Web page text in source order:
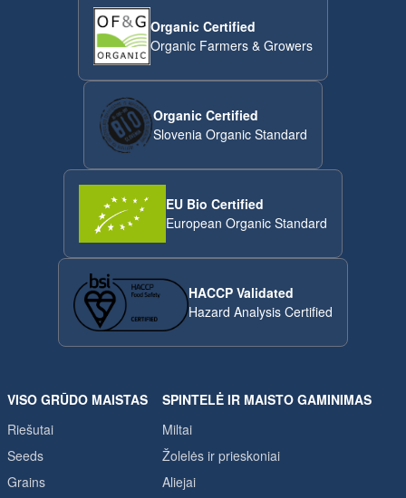
Organic Certified
Organic Farmers & Growers
Organic Certified
Slovenia Organic Standard
EU Bio Certified
European Organic Standard
HACCP Validated
Hazard Analysis Certified
VISO GRŪDO MAISTAS
Riešutai
Seeds
Grains
SPINTELĖ IR MAISTO GAMINIMAS
Miltai
Žolelės ir prieskoniai
Aliejai